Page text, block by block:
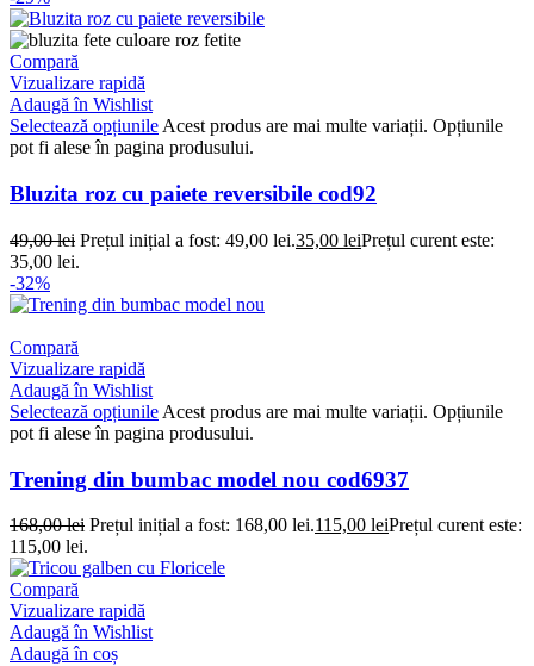
Compară
Vizualizare rapidă
Adaugă în Wishlist
Selectează opțiunileAcest produs are mai multe variații. Opțiunile
pot fi alese în pagina produsului.
Bluzita roz cu paiete reversibile cod92
49,00lei Prețul inițial a fost: 49,00 lei.35,00 leiPrețul curent este:
35,00 lei.
-32%
Compară
Vizualizare rapidă
Adaugă în Wishlist
Selectează opțiunile Acest produs are mai multe variații. Opțiunile
pot fi alese în pagina produsului.
Trening din bumbac model nou cod6937
168,00lei Prețul inițial a fost: 168,00 lei.115,00 leiPrețul curent este:
115,00 lei.
Compară
Vizualizare rapidă
Adaugă în Wishlist
Adaugă în coș